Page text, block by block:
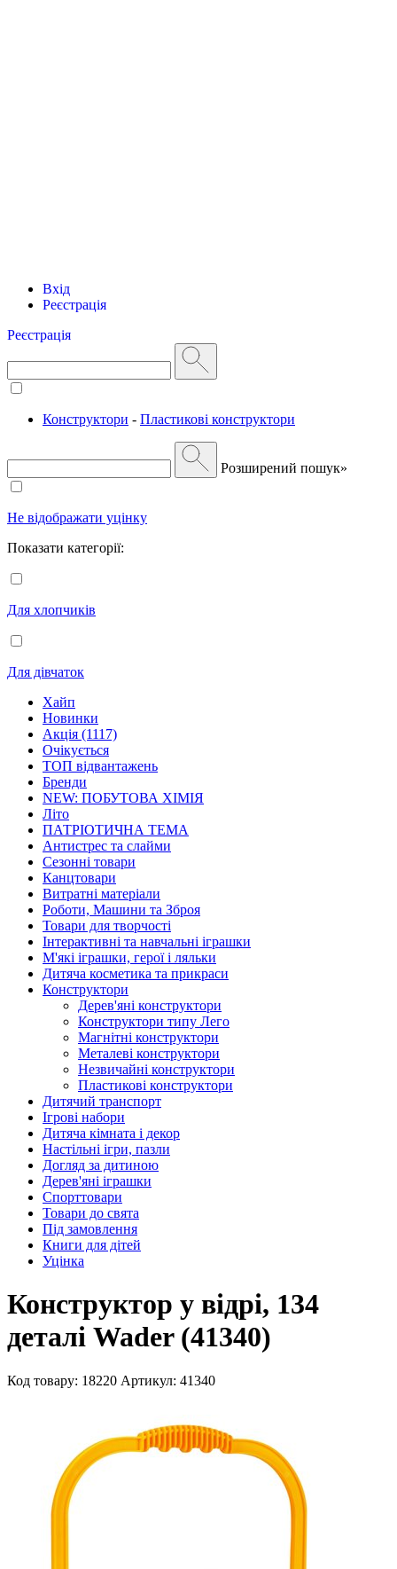
Вхід
Реєстрація
Реєстрація
Конструктори - Пластикові конструктори
Розширений пошук»
Не відображати уцінку
Показати категорії:
Для хлопчиків
Для дівчаток
Хайп
Новинки
Акція (1117)
Очікується
ТОП відвантажень
Бренди
NEW: ПОБУТОВА ХІМІЯ
Літо
ПАТРІОТИЧНА ТЕМА
Антистрес та слайми
Сезонні товари
Канцтовари
Витратні матеріали
Роботи, Машини та Зброя
Товари для творчості
Інтерактивні та навчальні іграшки
М'які іграшки, герої і ляльки
Дитяча косметика та прикраси
Конструктори
Дерев'яні конструктори
Конструктори типу Лего
Магнітні конструктори
Металеві конструктори
Незвичайні конструктори
Пластикові конструктори
Дитячий транспорт
Ігрові набори
Дитяча кімната і декор
Настільні ігри, пазли
Догляд за дитиною
Дерев'яні іграшки
Спорттовари
Товари до свята
Під замовлення
Книги для дітей
Уцінка
Конструктор у відрі, 134
деталі Wader (41340)
Код товару: 18220 Артикул: 41340